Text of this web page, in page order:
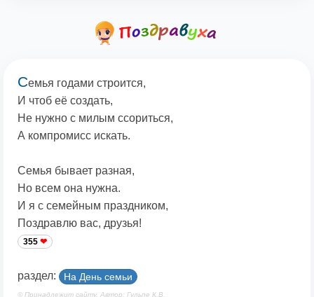
Семья годами строится,
И чтоб её создать,
Не нужно с милым ссориться,
А компромисс искать.
Семья бывает разная,
Но всем она нужна.
И я с семейным праздником,
Поздравлю вас, друзья!
355
раздел: На День семьи
© Принадлежит сайту. Автор: Гульпе К.В.